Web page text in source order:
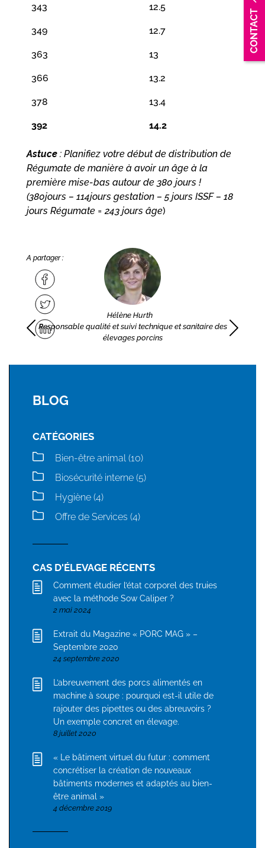
CONTACT
343 12.5
349 12.7
363 13
366 13.2
378 13.4
392 14.2
Astuce : Planifiez votre début de distribution de
Régumate de manière à avoir un âge à la
première mise-bas autour de 380 jours !
(380jours – 114jours gestation – 5 jours ISSF – 18
jours Régumate = 243 jours âge)
A partager :
Facebook
Twitter
LinkedIn
Hélène Hurth
Responsable qualité et suivi technique et sanitaire des
élevages porcins
NAVIGATION DES
Retour sur investissement Les
BLOG
CATÉGORIES
Bien-être animal (10)
Biosécurité interne (5)
Hygiène (4)
Offre de Services (4)
CAS D'ÉLEVAGE RÉCENTS
Comment étudier l’état corporel des truies
avec la méthode Sow Caliper ?
2 mai 2024
Extrait du Magazine « PORC MAG » –
Septembre 2020
24 septembre 2020
L’abreuvement des porcs alimentés en
machine à soupe : pourquoi est-il utile de
rajouter des pipettes ou des abreuvoirs ?
Un exemple concret en élevage.
8 juillet 2020
« Le bâtiment virtuel du futur : comment
concrétiser la création de nouveaux
bâtiments modernes et adaptés au bien-
être animal »
4 décembre 2019